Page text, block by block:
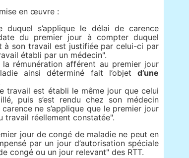
en œuvre :
s’applique le délai de carence
du premier jour à compter duquel
à son travail est justifiée par celui-ci par
établi par un médecin".
rémunération afférent au premier jour
ainsi déterminé fait l’objet d’une
travail est établi le même jour que celui
puis s’est rendu chez son médecin
ne s’applique que le premier jour
travail réellement constatée".
jour de congé de mala­die ne peut en
par un jour d’auto­ri­sa­tion spé­ciale
congé ou un jour rele­vant" des RTT.